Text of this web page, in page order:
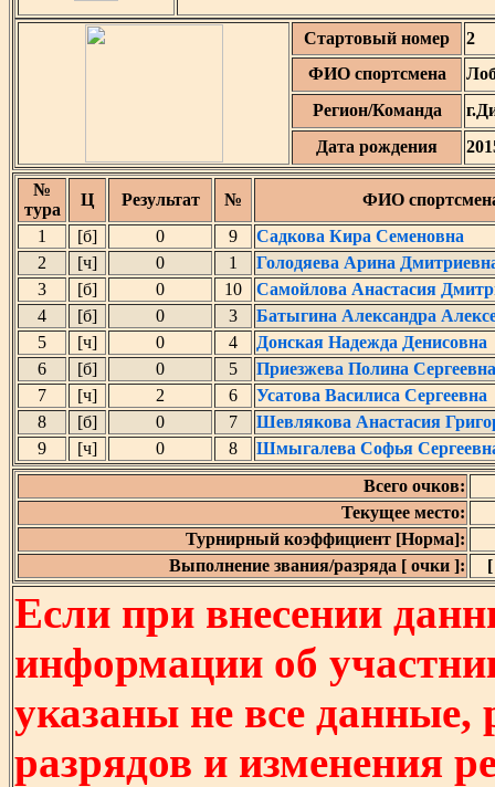
Стартовый номер
2
ФИО спортсмена
Регион/Команда
Дата рождения
№
тура
Ц Результат №
ФИО
1
[б] 0 9
Садкова Кира Семеновна
2
[ч] 0 1
Голодяева Арина
3
[б] 0 10
Самойлова Анастасия
4
[б] 0 3
Батыгина Александра
5
[ч] 0 4
Донская Надежда Денисовна
6
[б] 0 5
Приезжева Полина Сергеевна
7
[ч] 2 6
Усатова Василиса Сергеевна
8
[б] 0 7
Шевлякова Анастасия
9
[ч] 0 8
Шмыгалева Софья
Всего очков:
Текущее место:
Турнирный коэффициент [Норма]:
Выполнение звания/разряда [ очки ]:
Если при внесении
информации об
указаны не все
разрядов и изменения